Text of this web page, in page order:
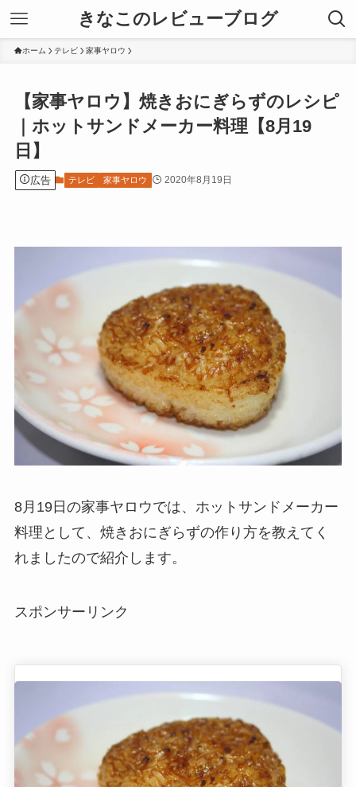
きなこのレビューブログ
ホーム テレビ 家事ヤロウ
【家事ヤロウ】焼きおにぎらずのレシピ
｜ホットサンドメーカー料理【8月19
日】
広告 テレビ 家事ヤロウ 2020年8月19日
8月19日の家事ヤロウでは、ホットサンドメーカー
料理として、焼きおにぎらずの作り方を教えてく
れましたので紹介します。
スポンサーリンク